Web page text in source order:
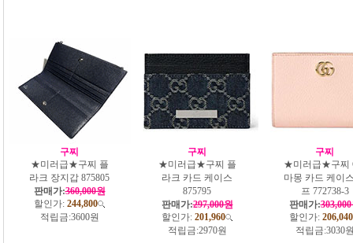
구찌
★미러급★구찌 플
라크 장지갑 875805
판매가:360,000원
할인가: 244,800
적립금:3600원
구찌
★미러급★구찌 플
라크 카드 케이스
875795
판매가:297,000원
할인가: 201,960
적립금:2970원
구찌
★미러급★구찌
마몽 카드 케이
프 772738-3
판매가:
할인가: 206,040
적립금:3030